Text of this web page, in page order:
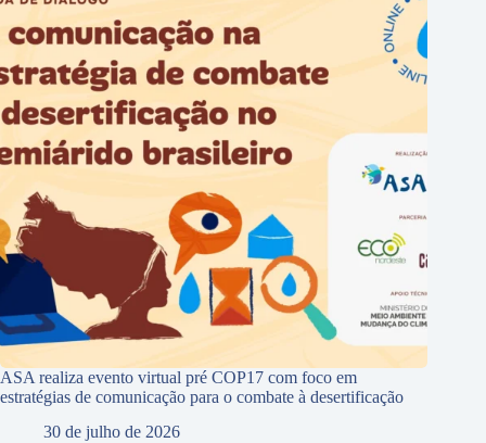
ASA realiza evento virtual pré COP17 com foco em
estratégias de comunicação para o combate à desertificação
30 de julho de 2026